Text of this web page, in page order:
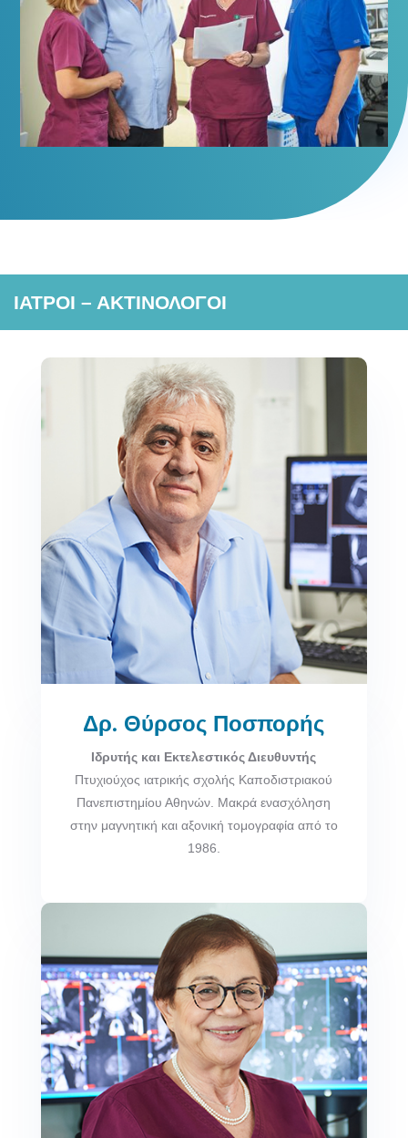
ΙΑΤΡΟΙ – ΑΚΤΙΝΟΛΟΓΟΙ
Δρ. Θύρσος Ποσπορής
Ιδρυτής και Εκτελεστικός Διευθυντής
Πτυχιούχος ιατρικής σχολής Καποδιστριακού
Πανεπιστημίου Αθηνών. Μακρά ενασχόληση
στην μαγνητική και αξονική τομογραφία από το
1986.